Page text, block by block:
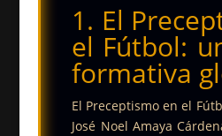
1. El
el Fútbol:
formativa
El Preceptismo en el
José Noel Amaya